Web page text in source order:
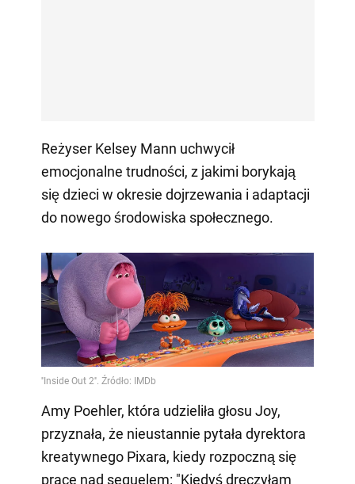
Reżyser Kelsey Mann uchwycił
emocjonalne trudności, z jakimi borykają
się dzieci w okresie dojrzewania i adaptacji
do nowego środowiska społecznego.
Amy Poehler, która udzieliła głosu Joy,
przyznała, że nieustannie pytała dyrektora
kreatywnego Pixara, kiedy rozpoczną się
prace nad sequelem: "Kiedyś dręczyłam